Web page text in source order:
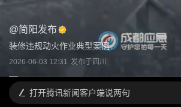
@简阳发布
装修违规动火作业典型案例
2026-06-03 12:31 发布于四川
打开腾讯新闻客户端说两句